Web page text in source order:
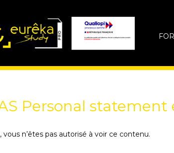
Personal statement
vous n’êtes pas autorisé à voir ce contenu.